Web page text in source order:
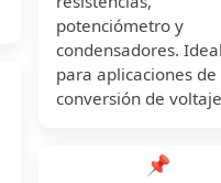
potenciómetro y
condensadores. Ideal
para aplicaciones de
conversión de
📌